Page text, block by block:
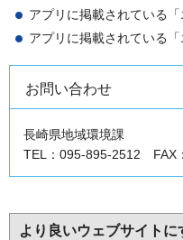
アプリに掲載されている
アプリに掲載されている
お問い合わせ
長崎県地域環境課
TEL：095-895-2512 FAX
より良いウェブサイト